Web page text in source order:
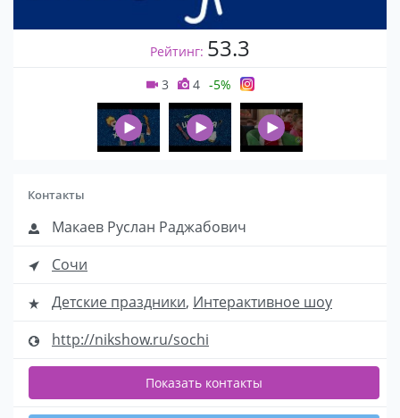
Рейтинг: 53.3
3 4 -5%
Контакты
Макаев Руслан Раджабович
Сочи
Детские праздники, Интерактивное шоу
http://nikshow.ru/sochi
Показать контакты